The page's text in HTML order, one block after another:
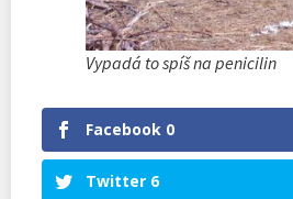
Vypadá to spíš na penicilin
Facebook 0
Twitter 6